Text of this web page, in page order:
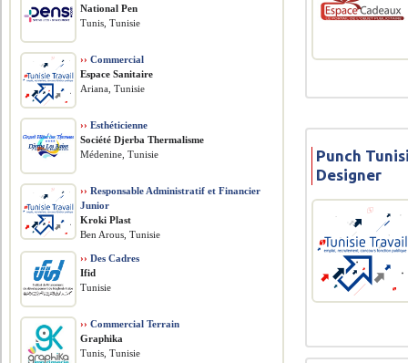
Punch
Designer
National Pen
Tunis, Tunisie
›› Commercial
Espace Sanitaire
Ariana, Tunisie
›› Esthéticienne
Société Djerba Thermalisme
Médenine, Tunisie
›› Responsable Administratif et Financier
Junior
Kroki Plast
Ben Arous, Tunisie
›› Des Cadres
Ifid
Tunisie
›› Commercial Terrain
Graphika
Tunis, Tunisie